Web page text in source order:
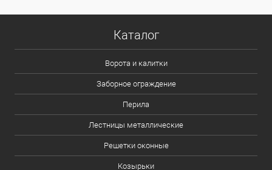
Каталог
Ворота и калитки
Заборное ограждение
Перила
Лестницы металлические
Решетки оконные
Козырьки